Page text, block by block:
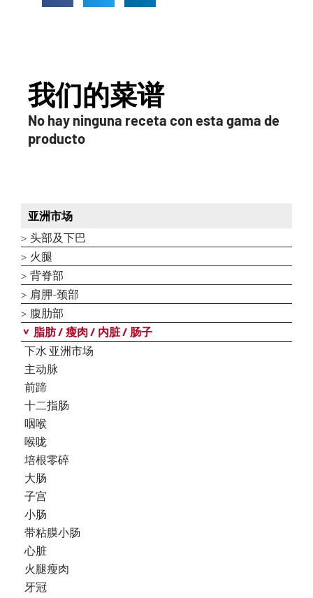
亚洲市场
头部及下巴
火腿
背脊部
肩胛-颈部
腹肋部
脂肪 / 瘦肉 / 内脏 / 肠子
下水 亚洲市场
主动脉
前蹄
十二指肠
咽喉
喉咙
培根零碎
大肠
子宫
小肠
带粘膜小肠
心脏
火腿瘦肉
牙冠
我们的菜谱
No hay ninguna receta con esta gama de
producto